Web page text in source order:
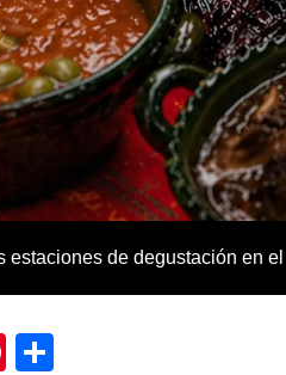
estaciones de degustación en
Pinterest